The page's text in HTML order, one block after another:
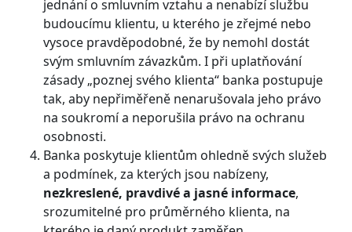
jednání o smluvním vztahu a nenabízí službu
budoucímu klientu, u kterého je zřejmé nebo
vysoce pravděpodobné, že by nemohl dostát
svým smluvním závazkům. I při uplatňování
zásady „poznej svého klienta“ banka postupuje
tak, aby nepřiměřeně nenarušovala jeho právo
na soukromí a neporušila právo na ochranu
osobnosti.
Banka poskytuje klientům ohledně svých služeb
a podmínek, za kterých jsou nabízeny,
nezkreslené, pravdivé a jasné informace,
srozumitelné pro průměrného klienta, na